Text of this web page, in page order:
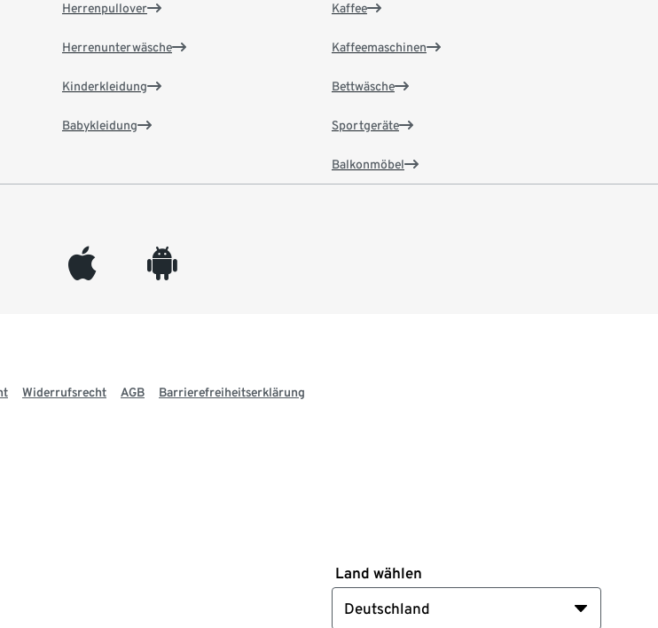
Herrenpullover
Herrenunterwäsche
Kinderkleidung
Babykleidung
Kaffee
Kaffeemaschinen
Bettwäsche
Sportgeräte
Balkonmöbel
appleinc android
Widerrufsrecht AGB Barrierefreiheitserklärung
Land wählen
Deutschland